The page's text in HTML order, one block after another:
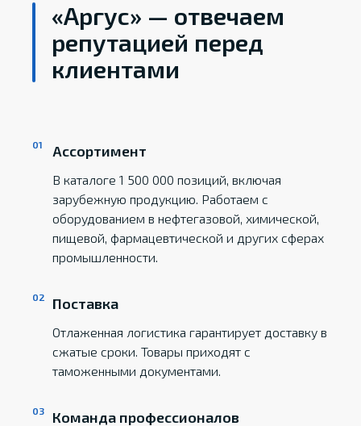
«Аргус» — отвечаем
репутацией перед
клиентами
Ассортимент
В каталоге 1 500 000 позиций, включая
зарубежную продукцию. Работаем с
оборудованием в нефтегазовой, химической,
пищевой, фармацевтической и других сферах
промышленности.
Поставка
Отлаженная логистика гарантирует доставку в
сжатые сроки. Товары приходят с
таможенными документами.
Команда профессионалов